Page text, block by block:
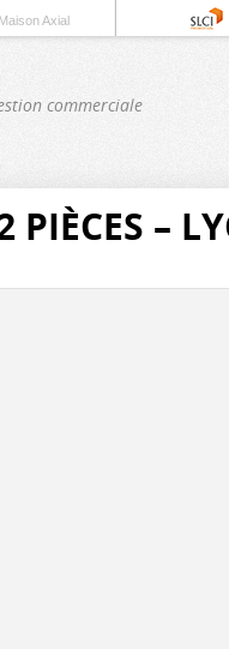
Maison Axial
commerciale
PIÈCES –